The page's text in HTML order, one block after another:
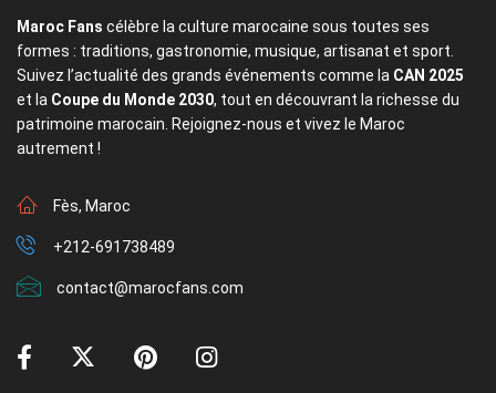
Maroc Fans célèbre la culture marocaine sous toutes ses
formes : traditions, gastronomie, musique, artisanat et sport.
Suivez l’actualité des grands événements comme la CAN 2025
et la Coupe du Monde 2030, tout en découvrant la richesse du
patrimoine marocain. Rejoignez-nous et vivez le Maroc
autrement !
Fès, Maroc
+212-691738489
contact@marocfans.com